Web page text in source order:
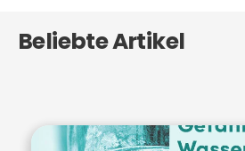
Beliebte Artikel